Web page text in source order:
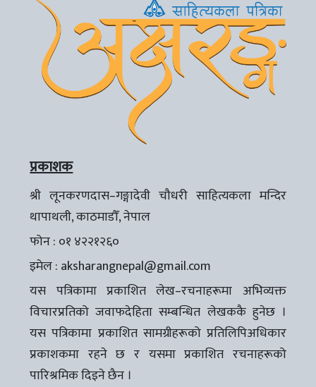
प्रकाशक
श्री लूनकरणदास–गङ्गादेवी चौधरी साहित्यकला मन्दिर
थापाथली, काठमाडौँ, नेपाल
फोन : ०१ ४२२१२६०
इमेल : aksharangnepal@gmail.com
यस पत्रिकामा प्रकाशित लेख–रचनाहरूमा अभिव्यक्त
विचारप्रतिको जवाफदेहिता सम्बन्धित लेखककै हुनेछ ।
यस पत्रिकामा प्रकाशित सामग्रीहरूको प्रतिलिपिअधिकार
प्रकाशकमा रहने छ र यसमा प्रकाशित रचनाहरूको
पारिश्रमिक दिइने छैन ।